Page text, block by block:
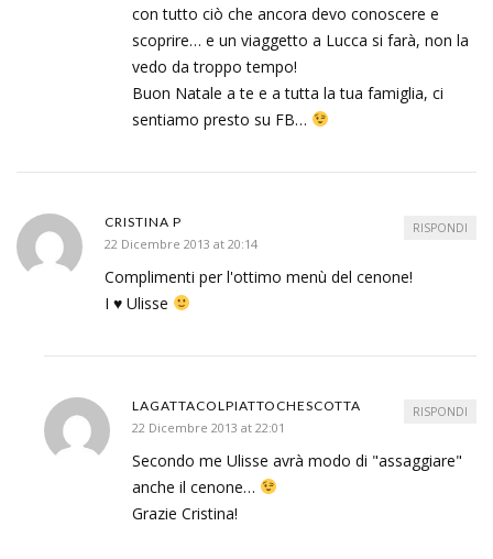
con tutto ciò che ancora devo conoscere e
scoprire… e un viaggetto a Lucca si farà, non la
vedo da troppo tempo!
Buon Natale a te e a tutta la tua famiglia, ci
sentiamo presto su FB…
CRISTINA P
22 Dicembre 2013 at 20:14
Complimenti per l'ottimo menù del cenone!
I ♥ Ulisse
RISPONDI
LAGATTACOLPIATTOCHESCOTTA
22 Dicembre 2013 at 22:01
Secondo me Ulisse avrà modo di "assaggiare"
anche il cenone…
Grazie Cristina!
RISPONDI